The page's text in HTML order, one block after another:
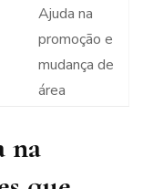
Ajuda na
promoção e
mudança de
área
na